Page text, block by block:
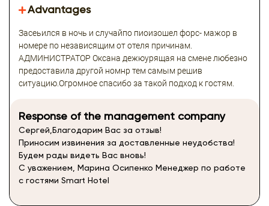
Advantages
Засеьился в ночь и случайпо пиоизошел форс- мажор в
номере по независящим от отеля причинам.
АДМИНИСТРАТОР Оксана дежюурящая на смене любезно
предоставила другой номнр тем самым решив
ситуацию.Огромное спасибо за такой подход к гостям.
Response of the management company
Сергей,Благодарим Вас за отзыв!
Приносим извинения за доставленные неудобства!
Будем рады видеть Вас вновь!
С уважением, Марина Осипенко Менеджер по работе
с гостями Smart Hotel